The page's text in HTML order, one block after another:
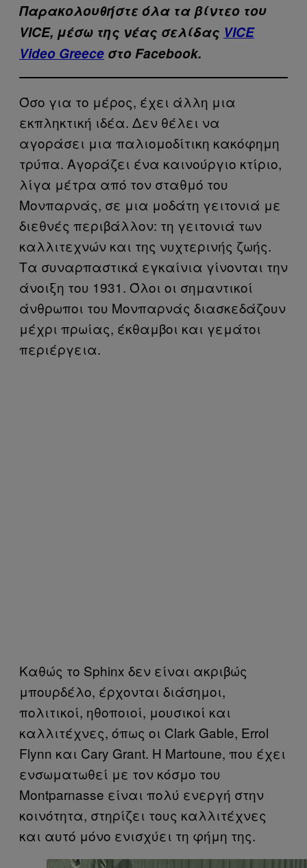
Παρακολουθήστε όλα τα βίντεo του
VICE, μέσω της νέας σελίδας VICE
Video Greece στο Facebook.
Όσο για το μέρος, έχει άλλη μια
εκπληκτική ιδέα. Δεν θέλει να
αγοράσει μια παλιομοδίτικη κακόφημη
τρύπα. Αγοράζει ένα καινούργιο κτίριο,
λίγα μέτρα από τον σταθμό του
Μονπαρνάς, σε μια μοδάτη γειτονιά με
διεθνές περιβάλλον: τη γειτονιά των
καλλιτεχνών και της νυχτερινής ζωής.
Τα συναρπαστικά εγκαίνια γίνονται την
άνοιξη του 1931. Όλοι οι σημαντικοί
άνθρωποι του Μονπαρνάς διασκεδάζουν
μέχρι πρωίας, έκθαμβοι και γεμάτοι
περιέργεια.
Καθώς το Sphinx δεν είναι ακριβώς
μπουρδέλο, έρχονται διάσημοι,
πολιτικοί, ηθοποιοί, μουσικοί και
καλλιτέχνες, όπως οι Clark Gable, Errol
Flynn και Cary Grant. Η Martoune, που έχει
ενσωματωθεί με τον κόσμο του
Montparnasse είναι πολύ ενεργή στην
κοινότητα, στηρίζει τους καλλιτέχνες
και αυτό μόνο ενισχύει τη φήμη της.